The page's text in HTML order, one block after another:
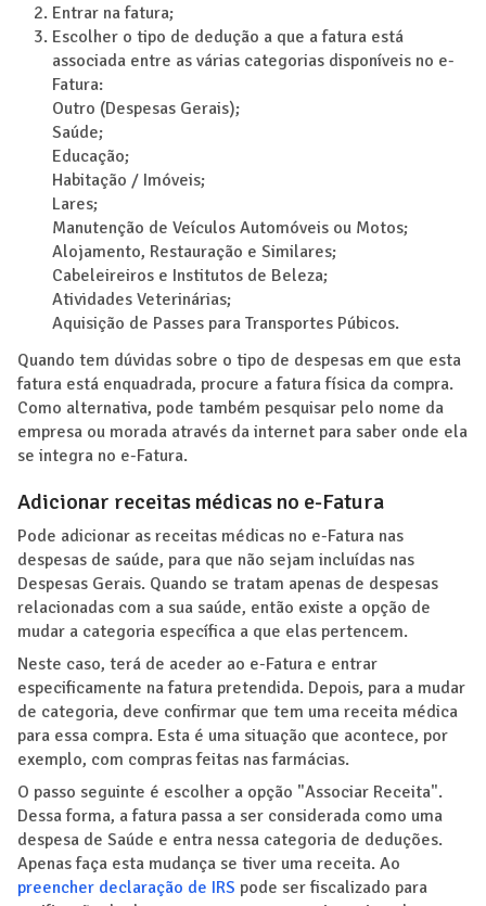
Entrar na fatura;
Escolher o tipo de dedução a que a fatura está
associada entre as várias categorias disponíveis no e-
Fatura:
Outro (Despesas Gerais);
Saúde;
Educação;
Habitação / Imóveis;
Lares;
Manutenção de Veículos Automóveis ou Motos;
Alojamento, Restauração e Similares;
Cabeleireiros e Institutos de Beleza;
Atividades Veterinárias;
Aquisição de Passes para Transportes Púbicos.
Quando tem dúvidas sobre o tipo de despesas em que esta
fatura está enquadrada, procure a fatura física da compra.
Como alternativa, pode também pesquisar pelo nome da
empresa ou morada através da internet para saber onde ela
se integra no e-Fatura.
Adicionar receitas médicas no e-Fatura
Pode adicionar as receitas médicas no e-Fatura nas
despesas de saúde, para que não sejam incluídas nas
Despesas Gerais. Quando se tratam apenas de despesas
relacionadas com a sua saúde, então existe a opção de
mudar a categoria específica a que elas pertencem.
Neste caso, terá de aceder ao e-Fatura e entrar
especificamente na fatura pretendida. Depois, para a mudar
de categoria, deve confirmar que tem uma receita médica
para essa compra. Esta é uma situação que acontece, por
exemplo, com compras feitas nas farmácias.
O passo seguinte é escolher a opção "Associar Receita".
Dessa forma, a fatura passa a ser considerada como uma
despesa de Saúde e entra nessa categoria de deduções.
Apenas faça esta mudança se tiver uma receita. Ao
preencher declaração de IRS pode ser fiscalizado para